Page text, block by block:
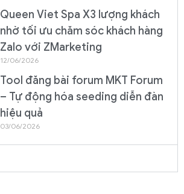
Queen Viet Spa X3 lượng khách
nhờ tối ưu chăm sóc khách hàng
Zalo với ZMarketing
12/06/2026
Tool đăng bài forum MKT Forum
– Tự động hóa seeding diễn đàn
hiệu quả
03/06/2026